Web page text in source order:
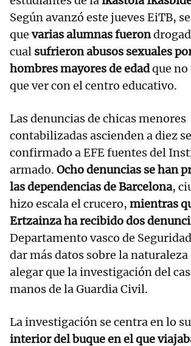
Según avanzó este jueves EiTB,
que varias alumnas fueron
cual sufrieron abusos sexuales
hombres mayores de edadque
que ver con el centro educativo.
Las denuncias de chicas menores
contabilizadas ascienden a diez
confirmado a EFE fuentes del
armado. Ocho denuncias se han
las dependencias de Barcelona,
hizo escala el crucero, mientras
Ertzainza ha recibido dos
Departamento vasco de
dar más datos sobre la naturaleza
alegar que la investigación del
manos de la Guardia Civil.
La investigación se centra en lo
interior del buque en el que